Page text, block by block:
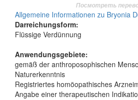
Посмотреть
Allgemeine Informationen zu Bryonia
Darreichungsform:
Flüssige Verdünnung
Anwendungsgebiete:
gemäß der anthroposophischen
Naturerkenntnis
Registriertes homöopathisches
Angabe einer therapeutischen